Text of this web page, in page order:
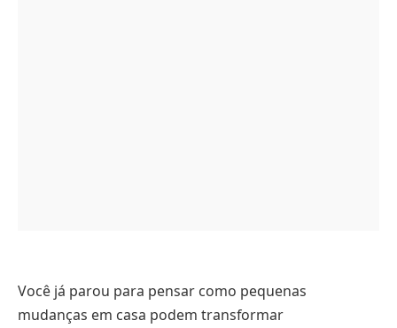
Você já parou para pensar como pequenas
mudanças em casa podem transformar